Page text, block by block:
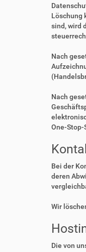
Löschung
sind, wird
Nach
Nach
One-Stop-
Bei der
deren
Wir
Die von